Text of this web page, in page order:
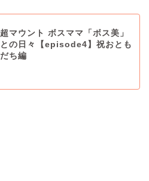
超マウント ボスママ「ボス美」
との日々【episode4】祝おとも
だち編